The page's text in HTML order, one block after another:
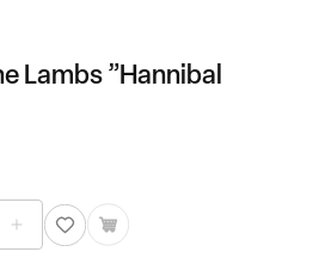
Lambs ”Hannibal
The
Silence